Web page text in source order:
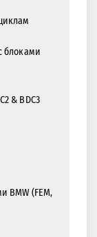
блоками
& BDC3
BMW (FEM,